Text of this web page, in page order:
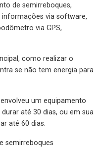
de semirreboques,
via software,
via GPS,
como realizar o
se não tem energia para
um equipamento
até 30 dias, ou em sua
até 60 dias.
semirreboques